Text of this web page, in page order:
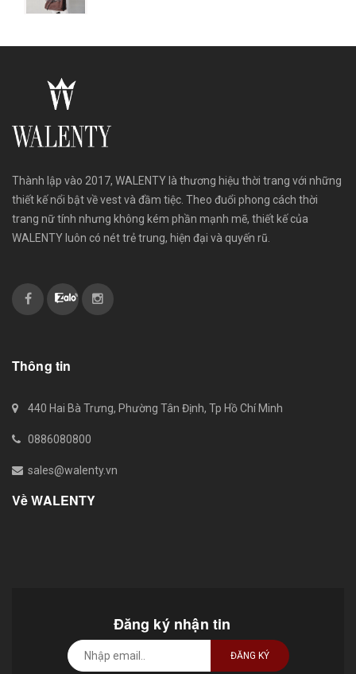
Thành lập vào 2017, WALENTY là thương hiệu thời trang với những
thiết kế nổi bật về vest và đầm tiệc. Theo đuổi phong cách thời
trang nữ tính nhưng không kém phần mạnh mẽ, thiết kế của
WALENTY luôn có nét trẻ trung, hiện đại và quyến rũ.
Thông tin
440 Hai Bà Trưng, Phường Tân Định, Tp Hồ Chí Minh
0886080800
sales@walenty.vn
Về WALENTY
Đăng ký nhận tin
ĐĂNG KÝ